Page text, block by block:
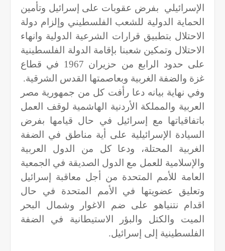
الإسرائيلي
بفرض عقوبات على إسرائيل وتأمين
الحماية الدولية للشعب الفلسطيني وإلزام دولة
الاحتلال بتطبيق قرارات الشرعية الدولية وانهاء
الاحتلال وتمكين شعبنا بإقامة الدولة الفلسطينية
على حدود الرابع من حزيران 1967 في قطاع
غزة والضفة الغربية وبعاصمتها القدس الشرقية.
وفي نهاية بيانه دعا رأفت كل من جمهورية مصر
العربية والمملكة الأردنية الهاشمية لوقف العمل
باتفاقياتها مع إسرائيل في حال قيامها بفرض
السيادة الإسرائيلية على أية مناطق في الضفة
الغربية المحتلة، ودعا كل من الدول العربية
والإسلامية للعمل مع الدول الصديقة في الجمعية
العامة للأمم المتحدة من أجل معاقبة إسرائيل
وتعليق عضويتها في الأمم المتحدة في حال
اقدام نتنياهو على ضم الاغوار وشمال البحر
الميت والكتل والبؤر الاستيطانية في الضفة
الفلسطينية إلى إسرائيل.